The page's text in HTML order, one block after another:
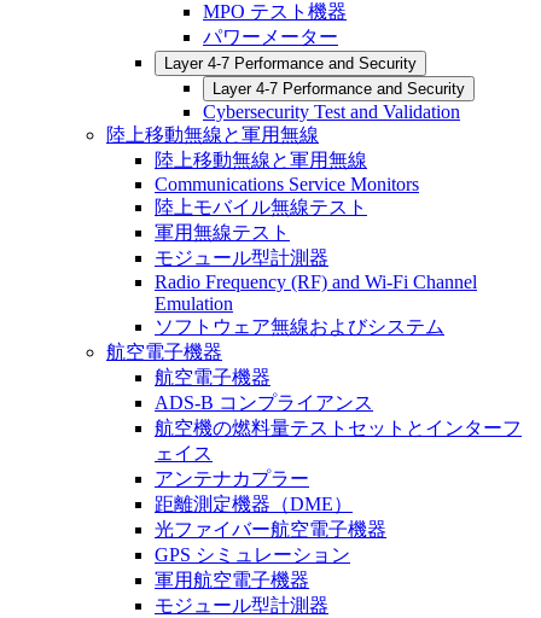
MPO テスト機器
パワーメーター
Layer 4-7 Performance and Security
Layer 4-7 Performance and Security
Cybersecurity Test and Validation
陸上移動無線と軍用無線
陸上移動無線と軍用無線
Communications Service Monitors
陸上モバイル無線テスト
軍用無線テスト
モジュール型計測器
Radio Frequency (RF) and Wi-Fi Channel
Emulation
ソフトウェア無線およびシステム
航空電子機器
航空電子機器
ADS-B コンプライアンス
航空機の燃料量テストセットとインターフ
ェイス
アンテナカプラー
距離測定機器（DME）
光ファイバー航空電子機器
GPS シミュレーション
軍用航空電子機器
モジュール型計測器